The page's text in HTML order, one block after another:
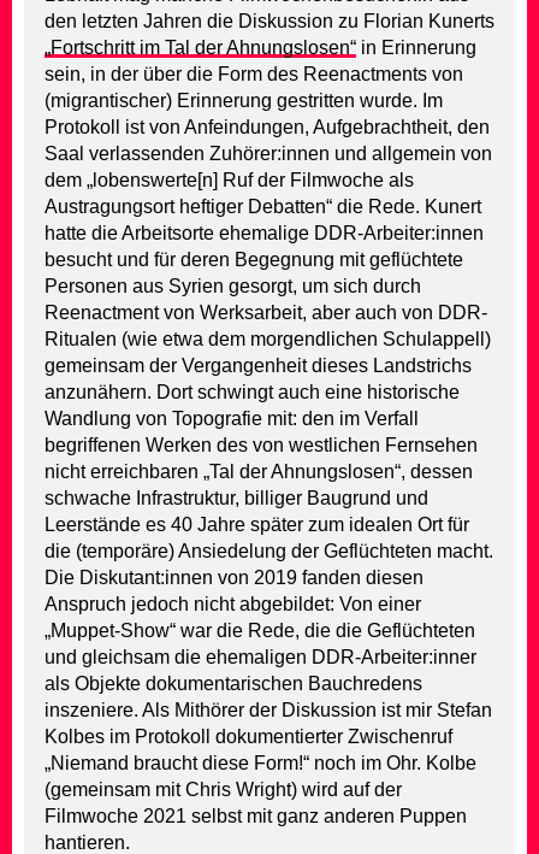
den letzten Jahren die Diskussion zu Florian Kunerts
„Fortschritt im Tal der Ahnungslosen“ in Erinnerung
sein, in der über die Form des Reenactments von
(migrantischer) Erinnerung gestritten wurde. Im
Protokoll ist von Anfeindungen, Aufgebrachtheit, den
Saal verlassenden Zuhörer:innen und allgemein von
dem „lobenswerte[n] Ruf der Filmwoche als
Austragungsort heftiger Debatten“ die Rede. Kunert
hatte die Arbeitsorte ehemalige DDR-Arbeiter:innen
besucht und für deren Begegnung mit geflüchtete
Personen aus Syrien gesorgt, um sich durch
Reenactment von Werksarbeit, aber auch von DDR-
Ritualen (wie etwa dem morgendlichen Schulappell)
gemeinsam der Vergangenheit dieses Landstrichs
anzunähern. Dort schwingt auch eine historische
Wandlung von Topografie mit: den im Verfall
begriffenen Werken des von westlichen Fernsehen
nicht erreichbaren „Tal der Ahnungslosen“, dessen
schwache Infrastruktur, billiger Baugrund und
Leerstände es 40 Jahre später zum idealen Ort für
die (temporäre) Ansiedelung der Geflüchteten macht.
Die Diskutant:innen von 2019 fanden diesen
Anspruch jedoch nicht abgebildet: Von einer
„Muppet-Show“ war die Rede, die die Geflüchteten
und gleichsam die ehemaligen DDR-Arbeiter:inner
als Objekte dokumentarischen Bauchredens
inszeniere. Als Mithörer der Diskussion ist mir Stefan
Kolbes im Protokoll dokumentierter Zwischenruf
„Niemand braucht diese Form!“ noch im Ohr. Kolbe
(gemeinsam mit Chris Wright) wird auf der
Filmwoche 2021 selbst mit ganz anderen Puppen
hantieren.